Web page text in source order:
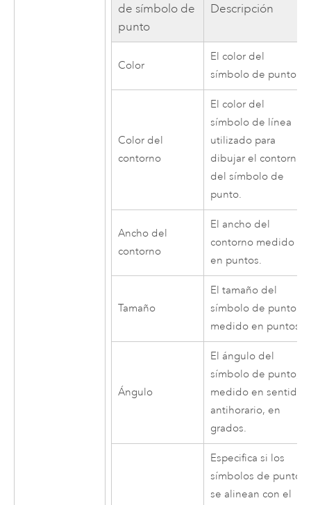
de símbolo de
punto
Descripción
Color
El color del
símbolo de punto.
Color del
contorno
El color del
símbolo de línea
utilizado para
dibujar el contorno
del símbolo de
punto.
Ancho del
contorno
El ancho del
contorno medido
en puntos.
Tamaño
El tamaño del
símbolo de punto
medido en puntos.
Ángulo
El ángulo del
símbolo de punto,
medido en sentido
antihorario, en
grados.
Especifica si los
símbolos de punto
se alinean con el